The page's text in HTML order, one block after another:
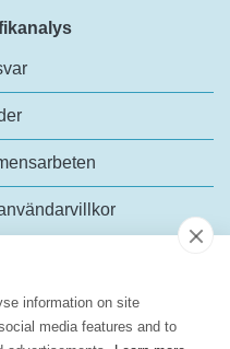
information on site
media features and to